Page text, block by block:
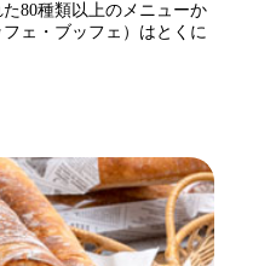
80種類以上のメニューか
ェ・ブッフェ）はとくに